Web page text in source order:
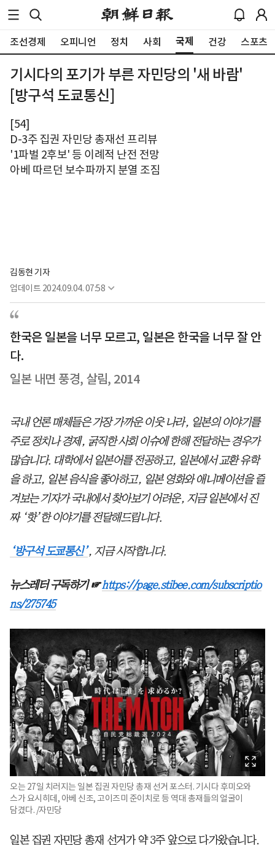
조선경제 오피니언 정치 사회 국제 건강 스포츠
기시다의 포기가 부른 자민당의 '새 바람'
[방구석 도쿄통신]
[54]
D-3주 집권 자민당 총재선 프리뷰
'1파벌 2후보' 등 이례적 난전 전망
아베 따르던 보수파까지 분열 조짐
김동현 기자
업데이트 2024.09.04. 07:58
한국은 일본을 너무 모르고, 일본은 한국을 너무 잘 안
다.
일본 내면 풍경, 살림, 2014
국내 언론 매체들은 가장 가까운 이웃 나라, 일본의 이야기를
주로 정치나 경제, 굵직한 사회 이슈에 한해 전달하는 경우가
많습니다. 대학에서 일본어를 전공하고, 일본에서 교환 유학
을 하고, 일본 음식을 좋아하고, 일본 영화와 애니메이션을 즐
겨보는 기자가 국내에서 찾아보기 어려운, 지금 일본에서 진
짜 ‘핫’한 이야기를 전달해드립니다.
‘방구석 도쿄통신’, 지금 시작합니다.
뉴스레터 구독하기 ☞https://page.stibee.com/subscriptio
ns/275745
오는 27일 치러지는 일본 집권 자민당 총재 선거 포스터. 기시다 후미오와
스가 요시히데, 아베 신조, 고이즈미 준이치로 등 역대 총재들의 얼굴이
담겼다. /자민당
일본 집권 자민당 총재 선거가 약 3주 앞으로 다가왔습니다.